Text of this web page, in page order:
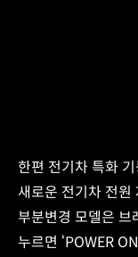
한편 전기차 특화
새로운 전기차 전
부분변경 모델은 브
누르면 ‘POWER